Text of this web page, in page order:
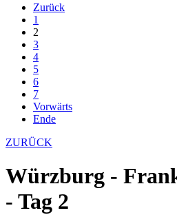
Zurück
1
2
3
4
5
6
7
Vorwärts
Ende
ZURÜCK
Würzburg -
- Tag 2